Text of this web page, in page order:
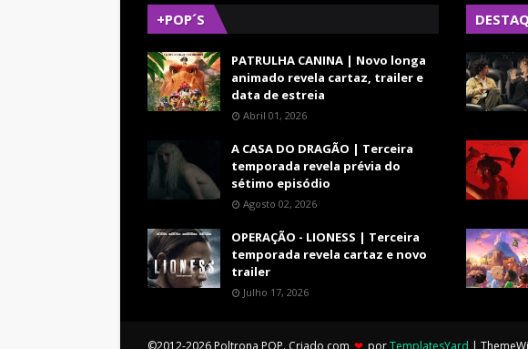
+POP´S
PATRULHA CANINA | Novo longa
animado revela cartaz, trailer e
data de estreia
Abril 01, 2026
A CASA DO DRAGÃO | Terceira
temporada revela prévia do
sétimo episódio
Agosto 02, 2026
OPERAÇÃO - LIONESS | Terceira
temporada revela cartaz e novo
trailer
Julho 17, 2026
©2012-2026 Poltrona POP. Criado com ❤ porTemplatesYard |